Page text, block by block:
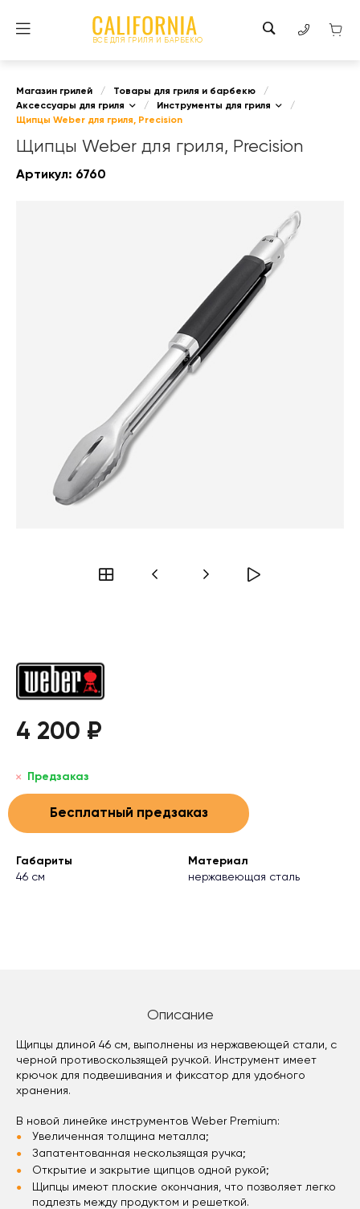
ВСЕ ДЛЯ ГРИЛЯ И БАРБЕКЮ
Магазин грилей / Товары для гриля и барбекю
/
Аксессуары для гриля
/ Инструменты для гриля
/
Щипцы Weber для гриля, Precision
Щипцы Weber для гриля, Precision
Артикул: 6760
4 200 ₽
Предзаказ
Бесплатный предзаказ
Габариты
46 см
Материал
нержавеющая сталь
Описание
Щипцы длиной 46 см, выполнены из нержавеющей стали, с
черной противоскользящей ручкой. Инструмент имеет
крючок для подвешивания и фиксатор для удобного
хранения.
В новой линейке инструментов Weber Premium:
Увеличенная толщина металла;
Запатентованная нескользящая ручка;
Открытие и закрытие щипцов одной рукой;
Щипцы имеют плоские окончания, что позволяет легко
подлезть между продуктом и решеткой.